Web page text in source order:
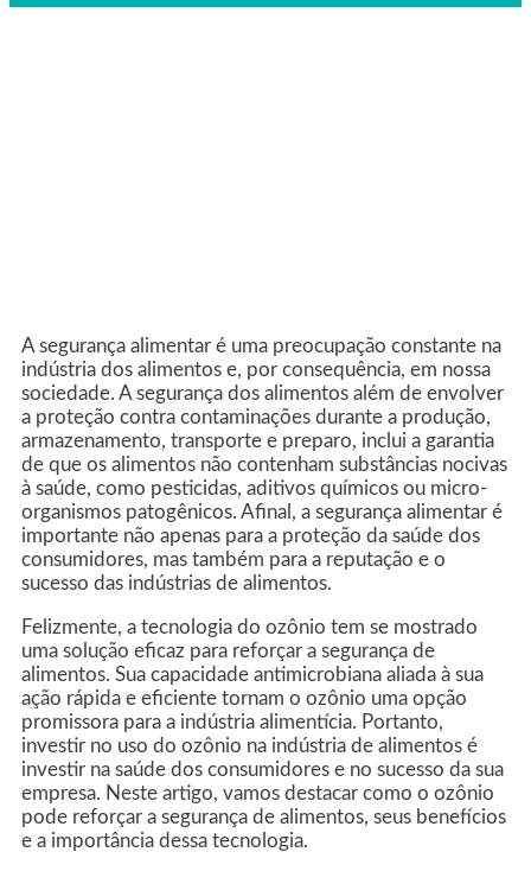
A segurança alimentar é uma preocupação constante na
indústria dos alimentos e, por consequência, em nossa
sociedade. A segurança dos alimentos além de envolver
a proteção contra contaminações durante a produção,
armazenamento, transporte e preparo, inclui a garantia
de que os alimentos não contenham substâncias nocivas
à saúde, como pesticidas, aditivos químicos ou micro-
organismos patogênicos. Afinal, a segurança alimentar é
importante não apenas para a proteção da saúde dos
consumidores, mas também para a reputação e o
sucesso das indústrias de alimentos.
Felizmente, a tecnologia do ozônio tem se mostrado
uma solução eficaz para reforçar a segurança de
alimentos. Sua capacidade antimicrobiana aliada à sua
ação rápida e eficiente tornam o ozônio uma opção
promissora para a indústria alimentícia. Portanto,
investir no uso do ozônio na indústria de alimentos é
investir na saúde dos consumidores e no sucesso da sua
empresa. Neste artigo, vamos destacar como o ozônio
pode reforçar a segurança de alimentos, seus benefícios
e a importância dessa tecnologia.